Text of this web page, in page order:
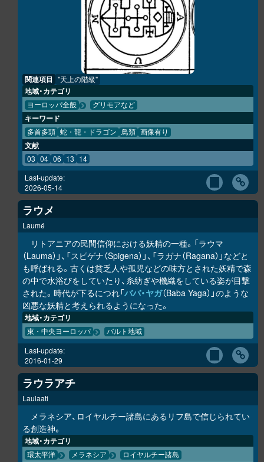
関連項目 "天上の階級"
地域・カテゴリ
ヨーロッパ全般 グリモアなど
キーワード
多首多頭 蛇・龍・ドラゴン 鳥類 画像有り
文献
03 04 06 13 14
Last-update:
2026-05-14
ラウメ
Laumé
リトアニアの民間信仰における妖精の一種。「ラウマ
（Lauma）」、「スピゲナ（Spigena）」、「ラガナ（Ragana）」などと
も呼ばれる。古くは貧乏人や孤児などの味方とされた妖精で森
の中で水浴びをしていたり、糸紡ぎや機織をしている姿が目撃
された。時代が下るにつれ「ババ・ヤガ（Baba Yaga）」のような
凶悪な妖精と考えられるようになった。
地域・カテゴリ
東・中央ヨーロッパ バルト地域
Last-update:
2016-01-29
ラウラアチ
Laulaati
メラネシア、ロイヤルチー諸島にあるリフ島で信じられてい
る創造神。
地域・カテゴリ
環太平洋 メラネシア ロイヤルチー諸島